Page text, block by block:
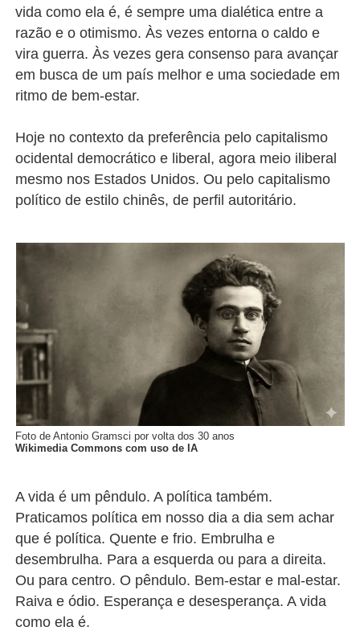
vida como ela é, é sempre uma dialética entre a
razão e o otimismo. Às vezes entorna o caldo e
vira guerra. Às vezes gera consenso para avançar
em busca de um país melhor e uma sociedade em
ritmo de bem-estar.
Hoje no contexto da preferência pelo capitalismo
ocidental democrático e liberal, agora meio iliberal
mesmo nos Estados Unidos. Ou pelo capitalismo
político de estilo chinês, de perfil autoritário.
Foto de Antonio Gramsci por volta dos 30 anos
Wikimedia Commons com uso de IA
A vida é um pêndulo. A política também.
Praticamos política em nosso dia a dia sem achar
que é política. Quente e frio. Embrulha e
desembrulha. Para a esquerda ou para a direita.
Ou para centro. O pêndulo. Bem-estar e mal-estar.
Raiva e ódio. Esperança e desesperança. A vida
como ela é.